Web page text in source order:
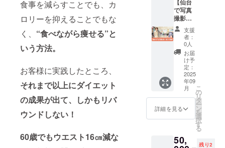
食事を減らすことでも、カ
ロリーを抑えることでもな
く、 “食べながら痩せる”と
いう方法。
お客様に実践したところ、
それまで以上にダイエット
の成果が出て、しかもリバ
ウンドしない！
60歳でもウエスト16㎝減な
のセッ
ション
をご利
用くだ
さい。
を開始
してく
ださ
い。
場合が
ありま
す。 ・
掲載期
間：書
籍が存
続する
限り掲
載 ・掲
載方
法：文
字のみ
す。 提
供方
法：
Zoomな
どのオ
ンライ
ン会議
システ
ムで実
（60〜
90分）
項： ・
詳細は
り取り
利厚生
などに
ご活用
いただ
けま
す。貴
社の状
況に合
わせて
内容は
柔軟に
カスタ
マイズ
可能で
社また
なた
へ。基
礎化粧
品で若
返りを
体験を
しませ
んか？
45歳で
妊娠出
産した
山本
も、こ
れを愛
年齢を
【仙台
で写真
撮影＋
電子書
籍】 山
本のプ
ロ
フィー
ル写真
も撮影
してい
るフォ
トグラ
ファー
石川ひ
ろみさ
る撮
支援
者：
0人
お届
け予
定：
2025
年09
月
詳細を見る
こ
の
リ
タ
ー
ン
を
選
択
す
る
50, 残り2